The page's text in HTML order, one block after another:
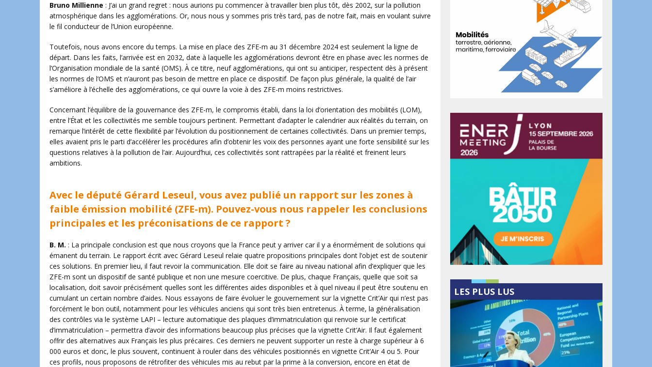
Bruno Millienne : J’ai un grand regret : nous aurions pu commencer à travailler bien plus tôt, dès 2002, sur la pollution
atmosphérique dans les agglomérations. Or, nous nous y sommes pris très tard, pas de notre fait, mais en voulant suivre
le fil conducteur de l’Union européenne.
Toutefois, nous avons encore du temps. La mise en place des ZFE-m au 31 décembre 2024 est seulement la ligne de
départ. Dans les faits, l’arrivée est en 2032, date à laquelle les agglomérations devront être en phase avec les normes de
l’Organisation mondiale de la santé (OMS). À ce titre, neuf agglomérations, qui ont su anticiper, respectent dès à présent
les normes de l’OMS et n’auront pas besoin de mettre en place ce dispositif. De façon plus générale, la qualité de l’air
s’améliore à l’échelle des agglomérations, ce qui ouvre la voie à des ZFE-m moins restrictives.
Concernant l’équilibre de la gouvernance des ZFE-m, le compromis établi, dans la loi d’orientation des mobilités (LOM),
entre l’État et les collectivités me semble toujours pertinent. Permettant d’adapter le calendrier aux réalités du terrain, on
remarque l’intérêt de cette flexibilité par l’évolution du positionnement de certaines collectivités. Dans un premier temps,
elles avaient pris le parti d’accélérer les procédures afin d’obtenir les voix des personnes ayant une forte sensibilité sur les
questions relatives à la pollution de l’air. Aujourd’hui, ces collectivités sont rattrapées par la réalité et freinent leurs
ambitions.
Avec le député Gérard Leseul, vous avez publié un rapport sur les zones à
faible émission mobilité (ZFE-m). Pouvez-vous nous rappeler les conclusions
principales et les préconisations de ce rapport ?
B. M. : La principale conclusion est que nous croyons que la France peut y arriver car il y a énormément de solutions qui
émanent du terrain. Le rapport écrit avec Gérard Leseul relaie quatre propositions principales dont l’objet est de soutenir
ces solutions. En premier lieu, il faut revoir la communication. Elle doit se faire au niveau national afin d’expliquer que les
ZFE-m sont un dispositif de santé publique et non une mesure coercitive. De plus, chaque Français, quelle que soit sa
localisation, doit savoir précisément quelles sont les différentes aides disponibles et à quel niveau il peut être soutenu en
cumulant un certain nombre d’aides. Nous essayons de faire évoluer le gouvernement sur la vignette Crit’Air qui n’est pas
forcément le bon outil, notamment pour les véhicules anciens qui sont très bien entretenus. À terme, la généralisation
des contrôles via le système LAPI – lecture automatique des plaques d’immatriculation qui renvoie sur le certificat
d’immatriculation – permettra d’avoir des informations beaucoup plus précises que la vignette Crit’Air. Il faut également
offrir des alternatives aux Français les plus précaires. Ces derniers ne peuvent supporter un reste à charge supérieur à 6
000 euros et donc, le plus souvent, continuent à rouler dans des véhicules positionnés en vignette Crit’Air 4 ou 5. Pour
ces profils, nous proposons de rétrofiter des véhicules mis au rebut par la prime à la conversion, encore en état de
LES PLUS LUS